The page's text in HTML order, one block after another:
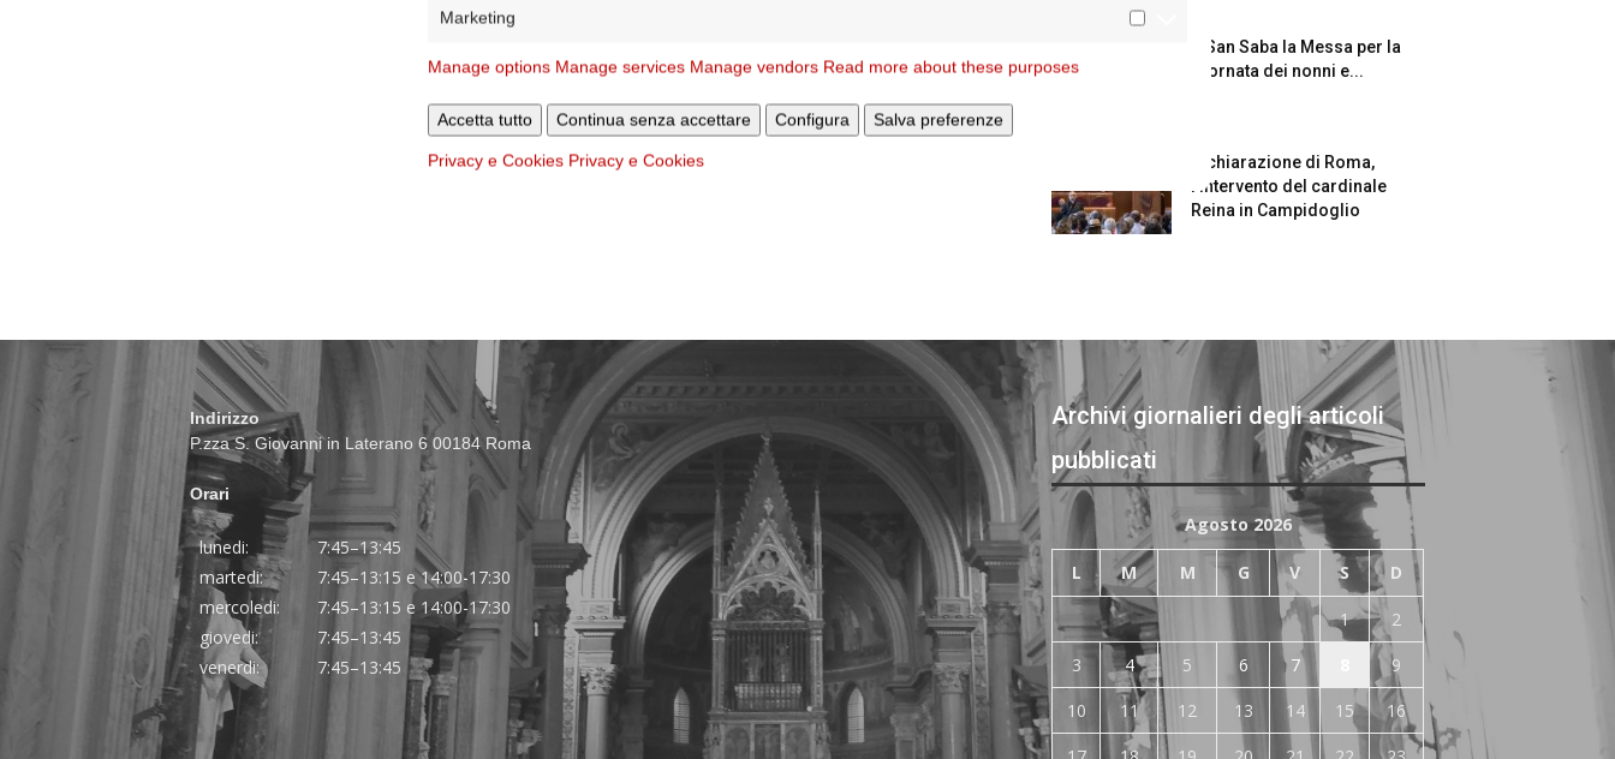
Marketing
Manage options Manage services Manage vendors Read more about these purposes
Accetta tutto Continua senza accettare Configura Salva preferenze
Privacy e Cookies Privacy e Cookies
A San Saba la Messa per la
Giornata dei nonni e...
Dichiarazione di Roma,
l’intervento del cardinale
Reina in Campidoglio
Indirizzo
P.zza S. Giovanni in Laterano 6 00184 Roma
Orari
lunedi:
7:45–13:45
martedi:
7:45–13:15 e 14:00-17:30
mercoledi:
7:45–13:15 e 14:00-17:30
giovedi:
7:45–13:45
venerdi:
7:45–13:45
Archivi giornalieri degli articoli
pubblicati
Agosto 2026
L M M G V S D
1
2
3
4 5 6 7
9
10
11 12 13 14 15
16